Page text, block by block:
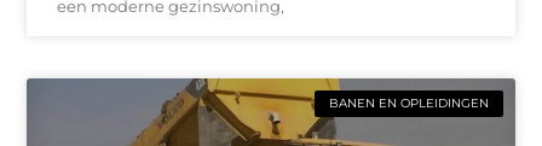
een moderne gezinswoning,
BANEN EN OPLEIDINGEN